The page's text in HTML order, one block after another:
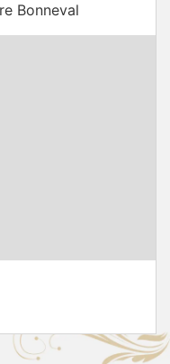
Bonneval